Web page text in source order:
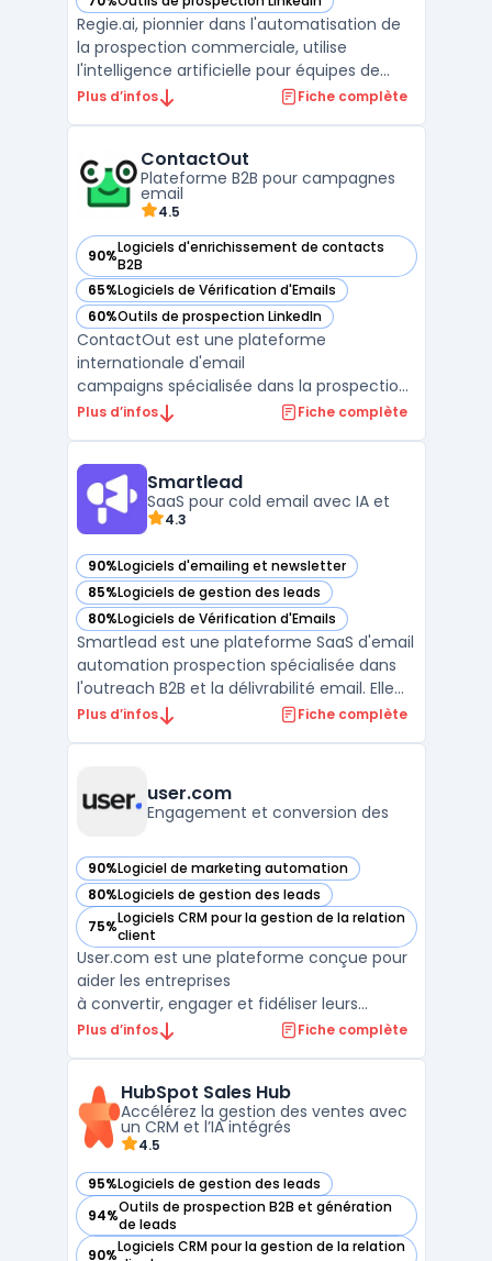
— voir Regie.ai dans cette catégorie
Regie.ai, pionnier dans l'automatisation de
la prospection commerciale, utilise
l'intelligence artificielle pour équipes de
vente afin de transformer l'approche des
des solutions d'automatisation des ventes,
rendant la pr ...
Plus d’infos Fiche complète
ContactOut
Plateforme B2B pour campagnes
email
4.5
90%Logiciels d'enrichissement de contacts
B2B
— voir ContactOut dans cette catégorie
65%Logiciels de Vérification d'Emails
— voir ContactOut dans cette catégorie
60%Outils de prospection LinkedIn
— voir ContactOut dans cette catégorie
ContactOut est une plateforme
internationale d'email
campaigns spécialisée dans la prospection
B2B avec recherche de contacts
avec 200M emails, 100M téléphones et 40M
dossiers d'entreprises vérifiés. La ...
Plus d’infos Fiche complète
Smartlead
SaaS pour cold email avec IA et
4.3
90%Logiciels d'emailing et newsletter
— voir Smartlead dans cette catégorie
85%Logiciels de gestion des leads
— voir Smartlead dans cette catégorie
80%Logiciels de Vérification d'Emails
— voir Smartlead dans cette catégorie
Smartlead est une plateforme SaaS d'email
automation prospection spécialisée dans
l'outreach B2B et la délivrabilité email. Elle
centralise la gestion des comptes email
Plus d’infos Fiche complète
user.com
Engagement et conversion des
90%Logiciel de marketing automation
— voir user.com dans cette catégorie
80%Logiciels de gestion des leads
— voir user.com dans cette catégorie
75%Logiciels CRM pour la gestion de la relation
client
— voir user.com dans cette catégorie
User.com est une plateforme conçue pour
aider les entreprises
à convertir, engager et fidéliser leurs
utilisateurs. Grâce à une
le bon canal au bon utilisateur, au moment
opportun. User.com offre une
meilleure compréhension ...
Plus d’infos Fiche complète
HubSpot Sales Hub
Accélérez la gestion des ventes avec
un CRM et l’IA intégrés
4.5
95%Logiciels de gestion des leads
— voir HubSpot Sales Hub dans cette catégorie
94%Outils de prospection B2B et génération
de leads
— voir HubSpot Sales Hub dans cette catégorie
90%Logiciels CRM pour la gestion de la relation